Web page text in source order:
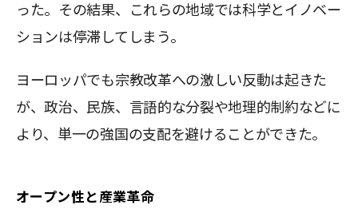
った。その結果、これらの地域では科学とイノベー
ションは停滞してしまう。
ヨーロッパでも宗教改革への激しい反動は起きた
が、政治、民族、言語的な分裂や地理的制約などに
より、単一の強国の支配を避けることができた。
オープン性と産業革命